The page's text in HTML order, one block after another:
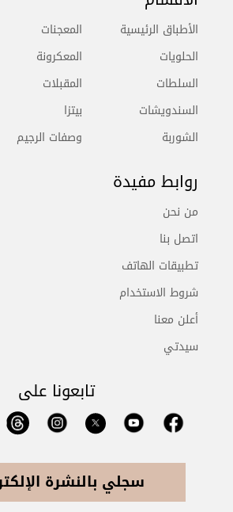
الأطباق الرئيسية
الحلويات
السلطات
السندويشات
الشوربة
المعجنات
المعكرونة
المقبلات
بيتزا
وصفات الرجيم
روابط مفيدة
من نحن
اتصل بنا
تطبيقات الهاتف
شروط الاستخدام
أعلن معنا
سيدتي
تابعونا على
سجلي بالنشرة